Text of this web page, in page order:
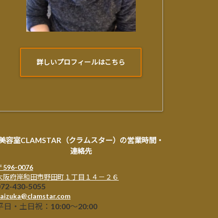
詳しいプロフィールはこちら
容室CLAMSTAR（クラムスター）の営業時間・
連絡先
596-0076
阪府岸和田市野田町１丁目１４－２６
430-5055
日・土日祝：10:00～20:00